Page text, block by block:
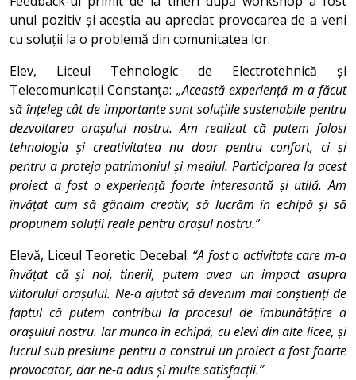
unul pozitiv și aceștia au apreciat provocarea de a veni
cu soluții la o problemă din comunitatea lor.
Elev, Liceul Tehnologic de Electrotehnică și
Telecomunicații Constanța: „Această experiență m-a făcut
să înțeleg cât de importante sunt soluțiile sustenabile pentru
dezvoltarea orașului nostru. Am realizat că putem folosi
tehnologia și creativitatea nu doar pentru confort, ci și
pentru a proteja patrimoniul și mediul. Participarea la acest
proiect a fost o experiență foarte interesantă și utilă. Am
învățat cum să gândim creativ, să lucrăm în echipă și să
propunem soluții reale pentru orașul nostru.”
Elevă, Liceul Teoretic Decebal: “A fost o activitate care m-a
învățat că și noi, tinerii, putem avea un impact asupra
viitorului orașului. Ne-a ajutat să devenim mai conștienți de
faptul că putem contribui la procesul de îmbunătățire a
orașului nostru. Iar munca în echipă, cu elevi din alte licee, și
lucrul sub presiune pentru a construi un proiect a fost foarte
provocator, dar ne-a adus și multe satisfacții.”